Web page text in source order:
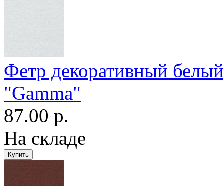
Фетр декоративный
"Gamma"
87.00 р.
На складе